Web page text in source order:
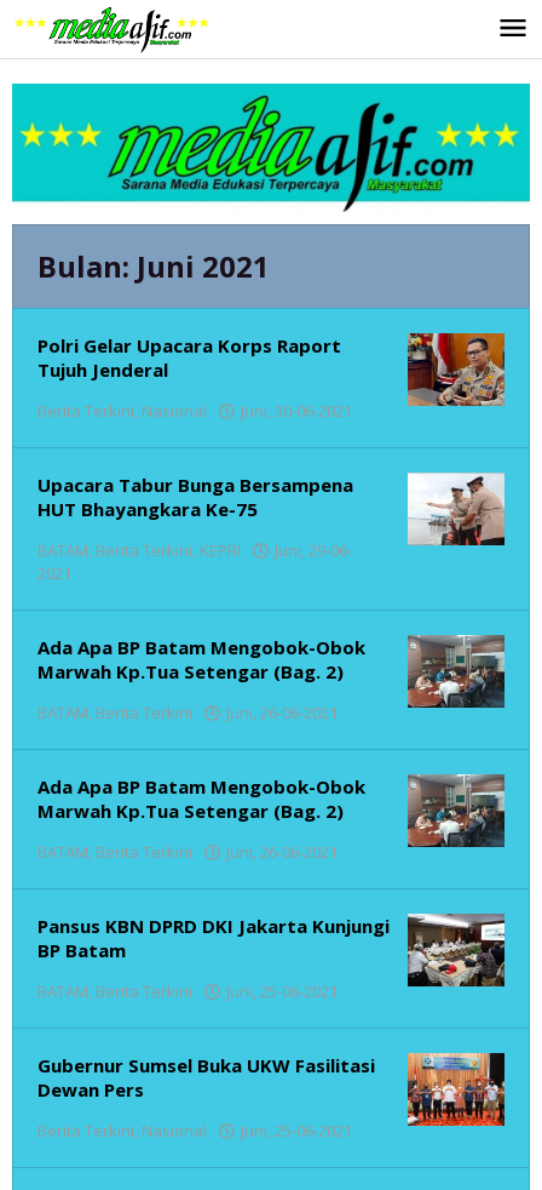
ke
konten
Bulan: Juni 2021
Polri Gelar Upacara Korps Raport
Tujuh Jenderal
Berita Terkini, Nasional Juni, 30-06-2021
Upacara Tabur Bunga Bersampena
HUT Bhayangkara Ke-75
BATAM, Berita Terkini, KEPRI
Juni, 29-06-
2021
Ada Apa BP Batam Mengobok-Obok
Marwah Kp.Tua Setengar (Bag. 2)
BATAM, Berita Terkini Juni, 26-06-2021
Ada Apa BP Batam Mengobok-Obok
Marwah Kp.Tua Setengar (Bag. 2)
BATAM, Berita Terkini Juni, 26-06-2021
Pansus KBN DPRD DKI Jakarta Kunjungi
BP Batam
BATAM, Berita Terkini Juni, 25-06-2021
Gubernur Sumsel Buka UKW Fasilitasi
Dewan Pers
Berita Terkini, Nasional Juni, 25-06-2021